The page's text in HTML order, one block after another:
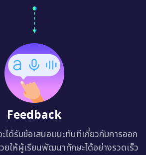
Feedback
ได้รับข้อเสนอแนะทันทีเกี่ยวกับการออก
ยให้ผู้เรียนพัฒนาทักษะได้อย่างรวดเร็ว